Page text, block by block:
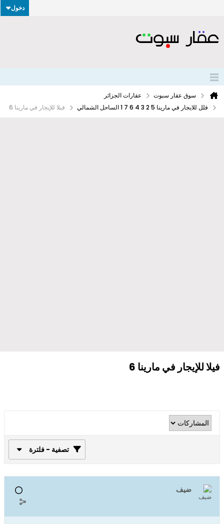
دخول
سوق عقار سبوت
عقارات الجزائر
فلل للايجار في مارينا 5 2 3 4 6 7 1 الساحل الشمالي
فيلا للإيجار في مارينا 6
فيلا للإيجار في مارينا 6
تصفية - فلترة
ضيف